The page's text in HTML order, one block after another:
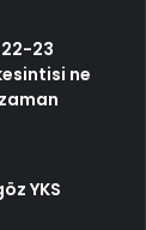
23
ne
YKS